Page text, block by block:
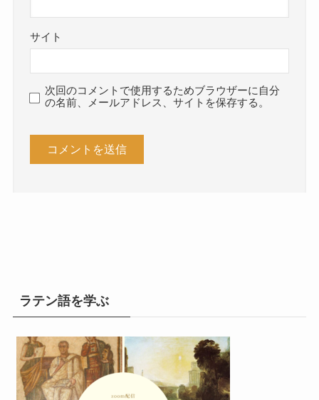
サイト
次回のコメントで使用するためブラウザーに自分
の名前、メールアドレス、サイトを保存する。
ラテン語を学ぶ